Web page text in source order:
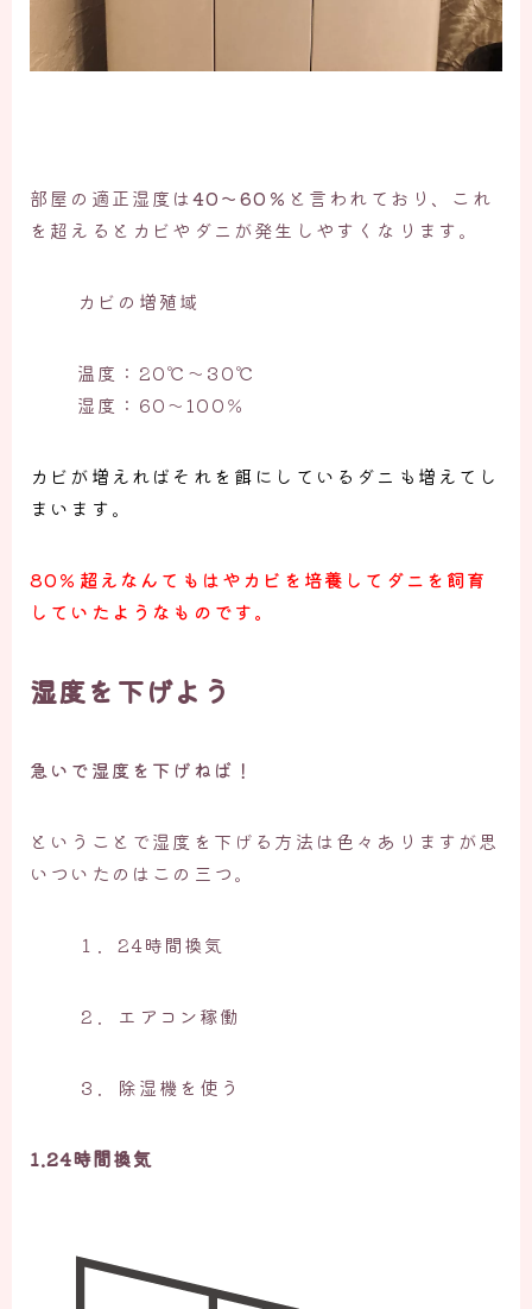
部屋の適正湿度は40〜60％ と言われており、これ
を超えるとカビやダニが発生しやすくなります。
カビの増殖域
温度：20℃〜30℃
湿度：60〜100％
カビが増えればそれを餌にしているダニも増えてし
まいます。
80％超えなんてもはやカビを培養してダニを飼育
していたようなものです。
湿度を下げよう
急いで湿度を下げねば！
ということで湿度を下げる方法は色々ありますが思
いついたのはこの三つ。
１．24時間換気
２．エアコン稼働
３．除湿機を使う
1.24時間換気